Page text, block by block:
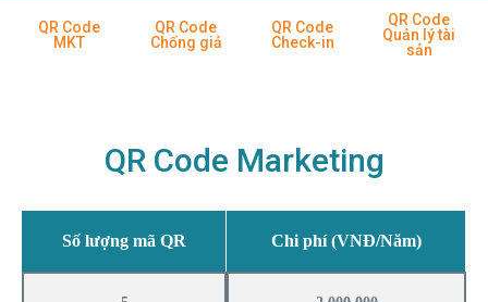
QR Code
MKT
QR Code
Chống giả
QR Code
Check-in
QR Code
Quản lý tài
sản
QR Code Marketing
Số lượng mã QR Chi phí (VNĐ/Năm)